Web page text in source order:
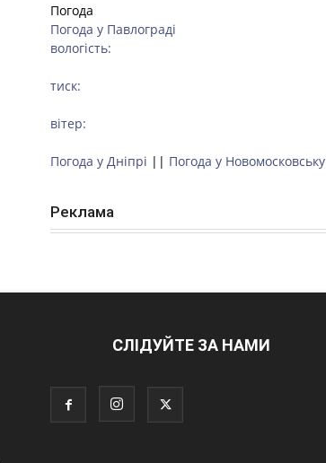
Погода
Погода у Павлограді
вологість:
тиск:
вітер:
Погода у Дніпрі || Погода у Новомосковську
Реклама
СЛІДУЙТЕ ЗА НАМИ